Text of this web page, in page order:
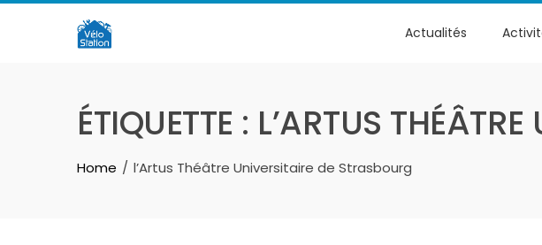
Skip
Actualités
ÉTIQUETTE : L’ARTUS
Home l’Artus Théâtre Universitaire de Strasbourg